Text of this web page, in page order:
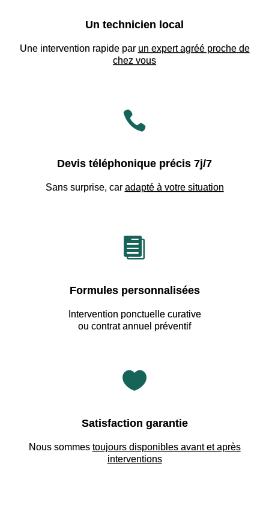
Un technicien local
Une intervention rapide par un expert agréé proche de
chez vous

Devis téléphonique précis 7j/7
Sans surprise, car adapté à votre situation

Formules personnalisées
Intervention ponctuelle curative
ou contrat annuel préventif

Satisfaction garantie
Nous sommes toujours disponibles avant et après
interventions